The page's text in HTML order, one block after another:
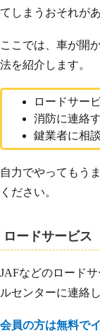
てしまうおそれが
ここでは、車が開
法を紹介します。
ロードサー
消防に連絡
鍵業者に相
自力でやってもう
ください。
ロードサービス
JAFなどのロード
ルセンターに連絡
会員の方は無料で